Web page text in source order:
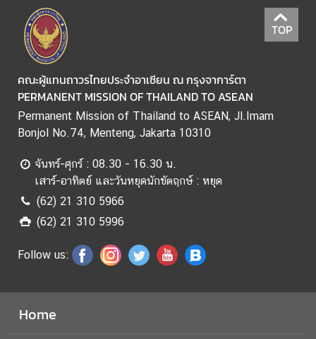
A
S
E
A
N
C
o
n
n
e
c
t
v
i
t
เ
TOP
คณะผู้แทนถาวรไทยประจำอาเซียน ณ กรุงจาการ์ตา
PERMANENT MISSION OF THAILAND TO ASEAN
Permanent Mission of Thailand to ASEAN, Jl.Imam
Bonjol No.74, Menteng, Jakarta 10310
จันทร์-ศุกร์ : 08.30 - 16.30 น.
เสาร์-อาทิตย์ และวันหยุดนักขัตฤกษ์ : หยุด
(62) 21 310 5966
(62) 21 310 5996
Follow us:
Home